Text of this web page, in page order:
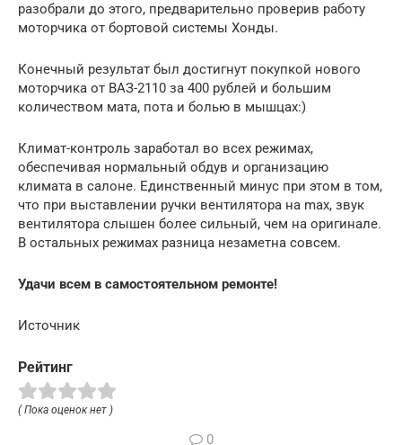
разобрали до этого, предварительно проверив работу
моторчика от бортовой системы Хонды.
Конечный результат был достигнут покупкой нового
моторчика от ВАЗ-2110 за 400 рублей и большим
количеством мата, пота и болью в мышцах:)
Климат-контроль заработал во всех режимах,
обеспечивая нормальный обдув и организацию
климата в салоне. Единственный минус при этом в том,
что при выставлении ручки вентилятора на max, звук
вентилятора слышен более сильный, чем на оригинале.
В остальных режимах разница незаметна совсем.
Удачи всем в самостоятельном ремонте!
Источник
Рейтинг
( Пока оценок нет )
0